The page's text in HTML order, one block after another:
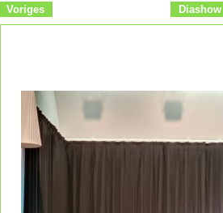
Voriges Diashow